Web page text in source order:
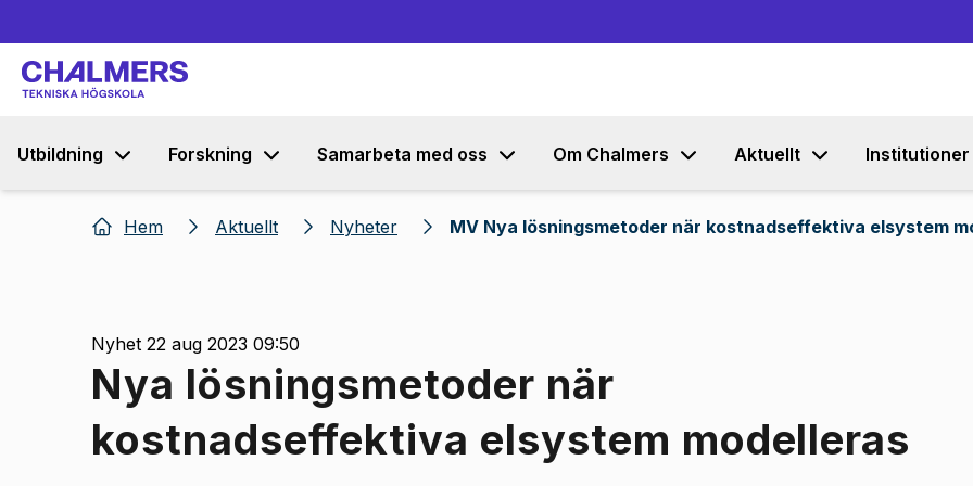
Utbildning Forskning Samarbeta med oss Om Chalmers Aktuellt Institutioner
Hem Aktuellt Nyheter MV Nya lösningsmetoder när kostnadseffektiva elsystem
Nyhet 22 aug 2023 09:50
Nya lösningsmetoder när
kostnadseffektiva elsystem modelleras